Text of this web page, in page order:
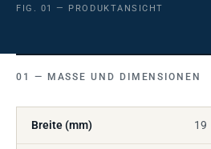
FIG. 01 — PRODUKTANSICHT
MASSE UND DIMENSIONEN
Breite (mm) 19